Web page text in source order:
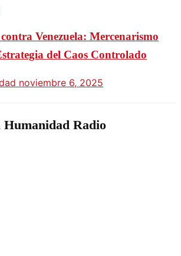
Venezuela: Mercenarismo
del Caos Controlado
noviembre 6, 2025
Radio